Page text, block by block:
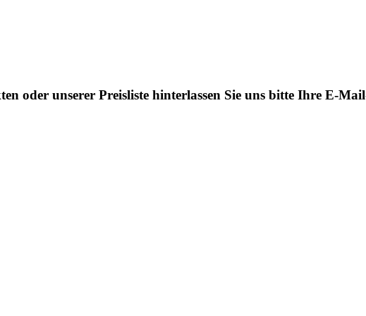
oder unserer Preisliste hinterlassen Sie uns bitte Ihre E-